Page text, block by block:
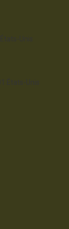
Unis
États-Unis